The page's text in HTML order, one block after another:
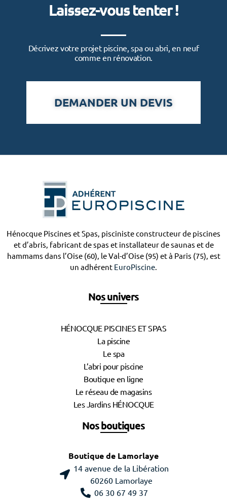
Laissez-vous tenter !
Décrivez votre projet piscine, spa ou abri, en neuf
comme en rénovation.
DEMANDER UN DEVIS
Hénocque Piscines et Spas, pisciniste constructeur de piscines
et d’abris, fabricant de spas et installateur de saunas et de
hammams dans l’Oise (60), le Val-d’Oise (95) et à Paris (75), est
un adhérent EuroPiscine.
Nos univers
HÉNOCQUE PISCINES ET SPAS
La piscine
Le spa
L’abri pour piscine
Boutique en ligne
Le réseau de magasins
Les Jardins HÉNOCQUE
Nos boutiques
Boutique de Lamorlaye
14 avenue de la Libération
60260 Lamorlaye
06 30 67 49 37